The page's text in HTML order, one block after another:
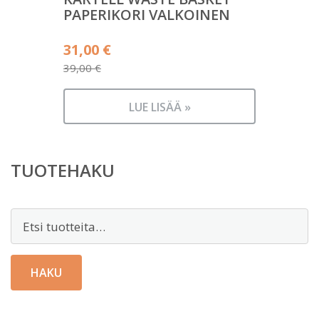
PAPERIKORI VALKOINEN
39,00€
Alkuperäinen
hinta
oli:
31,00 €
Nykyinen
on:
LUE LISÄÄ »
TUOTEHAKU
HAKU